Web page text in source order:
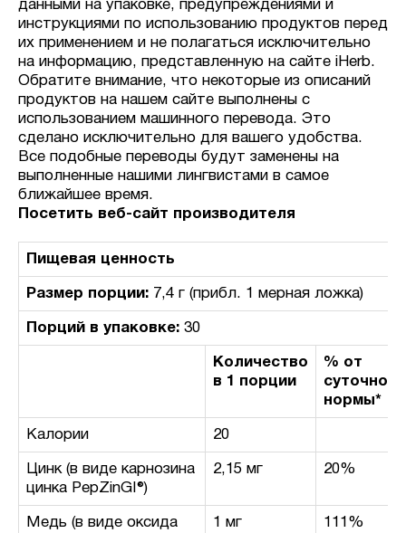
данными на упаковке, предупреждениями и
инструкциями по использованию продуктов перед
их применением и не полагаться исключительно
на информацию, представленную на сайте iHerb.
Обратите внимание, что некоторые из описаний
продуктов на нашем сайте выполнены с
использованием машинного перевода. Это
сделано исключительно для вашего удобства.
Все подобные переводы будут заменены на
выполненные нашими лингвистами в самое
ближайшее время.
Посетить веб-сайт производителя
Пищевая ценность
Размер порции: 7,4 г (прибл. 1 мерная ложка)
Порций в упаковке: 30
Количество
в 1 порции
% от
суточной
нормы*
Калории 20
Цинк (в виде карнозина
цинка PepZinGI®)
2,15 мг 20%
Медь (в виде оксида
1 мг 111%